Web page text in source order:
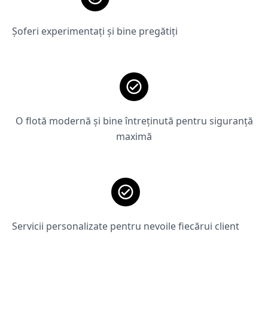
Șoferi experimentați și bine pregătiți
O flotă modernă și bine întreținută pentru siguranță
maximă
Servicii personalizate pentru nevoile fiecărui client